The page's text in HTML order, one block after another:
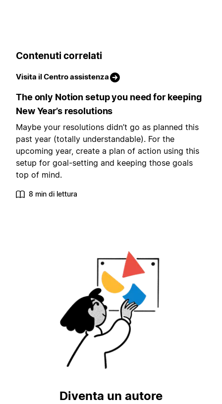
Contenuti correlati
Visita il Centro assistenza
The only Notion setup you need for keeping
New Year’s resolutions
Maybe your resolutions didn’t go as planned this
past year (totally understandable). For the
upcoming year, create a plan of action using this
setup for goal-setting and keeping those goals
top of mind.
8 min di lettura
Diventa un autore